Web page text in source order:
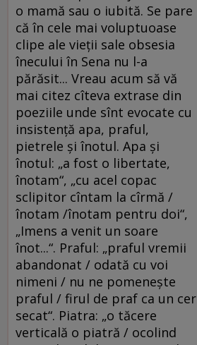
o mamă sau o iubită. Se pare
că în cele mai voluptuoase
clipe ale vieții sale obsesia
înecului în Sena nu l-a
părăsit... Vreau acum să vă
mai citez cîteva extrase din
poeziile unde sînt evocate cu
insistență apa, praful,
pietrele și înotul. Apa și
înotul: „a fost o libertate,
înotam“, „cu acel copac
sclipitor cîntam la cîrmă /
înotam /înotam pentru doi“,
„Imens a venit un soare
înot...“. Praful: „praful vremii
abandonat / odată cu voi
nimeni / nu ne pomenește
praful / firul de praf ca un cer
secat“. Piatra: „o tăcere
verticală o piatră / ocolind